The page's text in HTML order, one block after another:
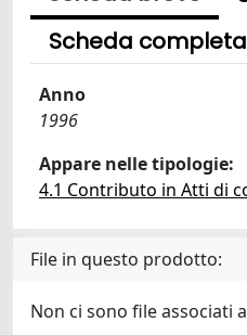
Scheda
Anno
1996
Appare nelle tipologie:
4.1 Contributo in Atti di
File in questo prodotto:
Non ci sono file associati